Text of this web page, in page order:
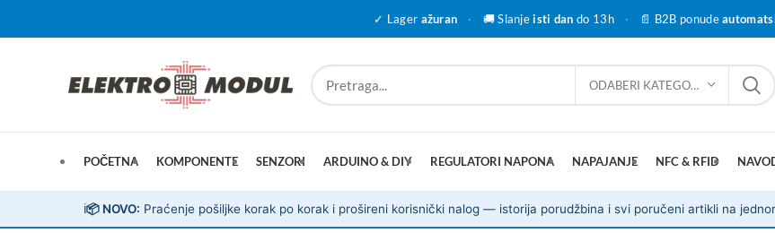
✓ Lager ažuran · 🚚 Slanjeisti dan do 13h · 📄 B2B ponude
ODABERI KATEGORIJU
POČETNA KOMPONENTE SENZORI ARDUINO & DIY REGULATORI NAPONA NAPAJANJE NFC & RFID
ℹ️📦 NOVO: Praćenje pošiljke korak po korak i prošireni korisnički nalog — istorija porudžbina i svi poručeni artikli na